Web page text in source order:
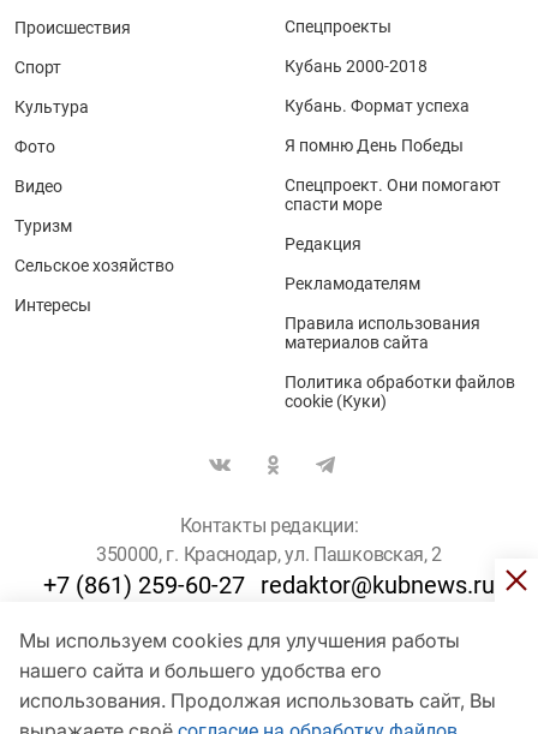
Мы используем cookies для улучшения работы
нашего сайта и большего удобства его
использования. Продолжая использовать сайт, Вы
Происшествия
Спорт
Культура
Фото
Видео
Туризм
Сельское хозяйство
Интересы
Спецпроекты
Кубань 2000-2018
Кубань. Формат успеха
Я помню День Победы
Спецпроект. Они помогают
спасти море
Редакция
Рекламодателям
Правила использования
материалов сайта
Политика обработки файлов
cookie (Куки)
Контакты редакции:
350000, г. Краснодар, ул. Пашковская, 2
+7 (861) 259-60-27 redaktor@kubnews.ru
Для пользователей старше 16 лет
© Кубанские Новости, 2017
Сетевое издание «kubnews» зарегистрировано Федеральной